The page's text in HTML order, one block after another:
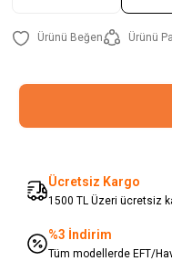
Ürünü
Ücretsiz Kargo
1500 TL Üzeri ücretsiz
%3 İndirim
Tüm modellerde EFT/